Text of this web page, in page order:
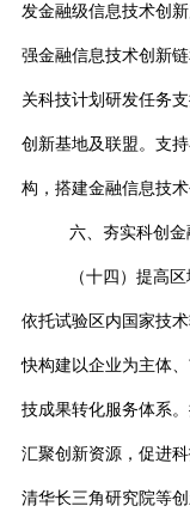
发金融级信息技术创
强金融信息技术创新
关科技计划研发任务
创新基地及联盟。支
构，搭建金融信息技
六、夯实科创金
（十四）提高
依托试验区内国家技
快构建以企业为主体、
技成果转化服务体系
汇聚创新资源，促进
清华长三角研究院等